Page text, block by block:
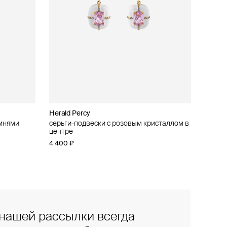
Herald Percy
серьги-подвески с розовым кристаллом в
центре
4 400 ₽
рассылки всегда